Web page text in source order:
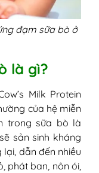
đạm sữa bò ở
là gì?
Milk Protein
của hệ miễn
trong sữa bò là
sản sinh kháng
dẫn đến nhiều
phát ban, nôn ói,